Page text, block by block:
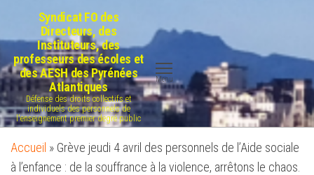
contenu
Syndicat FO des
Directeurs, des
Instituteurs, des
professeurs des écoles et
des AESH des Pyrénées
Atlantiques
Défense des droits collectifs et
individuels des personnels de
l'enseignement premier degré public
Menu
Accueil » Grève jeudi 4 avril des personnels de l’Aide sociale
à l’enfance : de la souffrance à la violence, arrêtons le chaos.